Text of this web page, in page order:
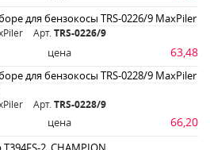
для бензокосы TRS-0226/9 MaxPiler
Арт. TRS-0226/9
цена 63,48
для бензокосы TRS-0228/9 MaxPiler
Арт. TRS-0228/9
цена 66,20